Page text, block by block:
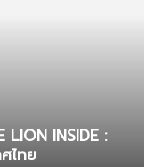
LION INSIDE :
ไทย